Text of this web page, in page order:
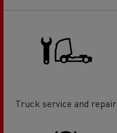
Truck service and repair